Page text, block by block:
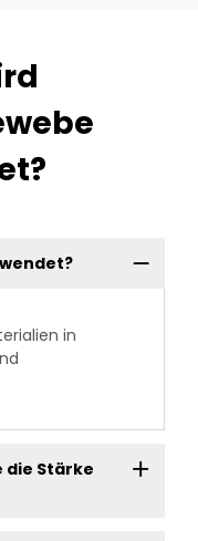
in
die Stärke